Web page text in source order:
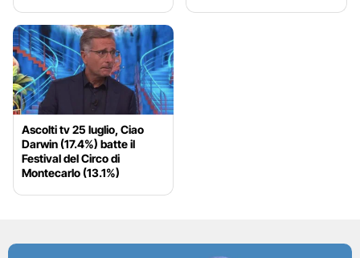
Ascolti tv 25 luglio, Ciao
Darwin (17.4%) batte il
Festival del Circo di
Montecarlo (13.1%)